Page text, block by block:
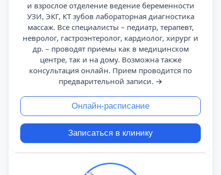
и взрослое отделение ведение беременности
УЗИ, ЭКГ, КТ зубов лабораторная диагностика
массаж. Все специалисты – педиатр, терапевт,
невролог, гастроэнтеролог, кардиолог, хирург и
др. – проводят приемы как в медицинском
центре, так и на дому. Возможна также
консультация онлайн. Прием проводится по
предварительной записи. →
Онлайн-расписание
Записаться в клинику